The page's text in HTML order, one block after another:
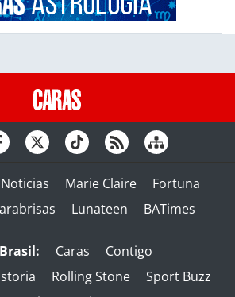
Noticias Marie Claire
Fortuna
Lunateen BATimes
Caras
Contigo
Rolling Stone
Sport Buzz